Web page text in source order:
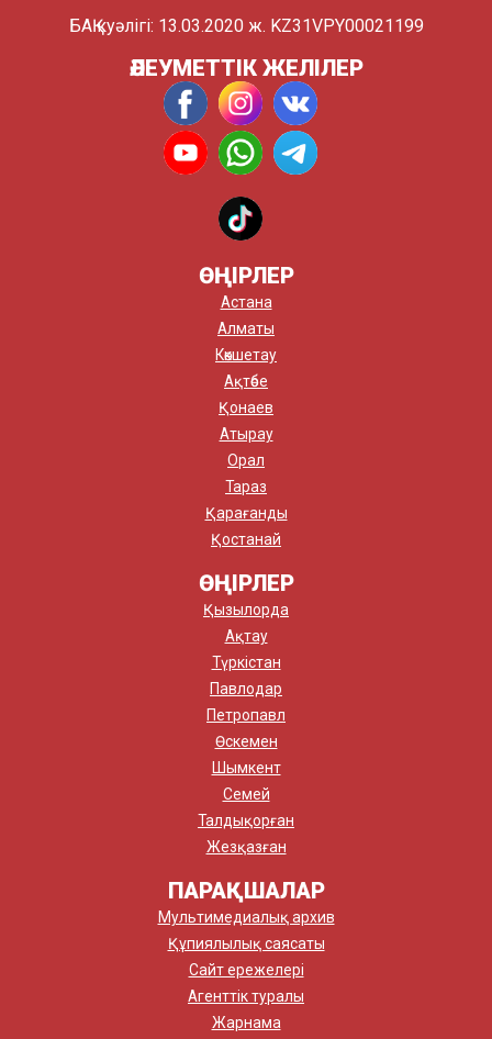
БАҚ куәлігі: 13.03.2020 ж. KZ31VPY00021199
ӘЛЕУМЕТТІК ЖЕЛІЛЕР
ӨҢІРЛЕР
Астана
Алматы
Көкшетау
Ақтөбе
Қонаев
Атырау
Орал
Тараз
Қарағанды
Қостанай
ӨҢІРЛЕР
Қызылорда
Ақтау
Түркістан
Павлодар
Петропавл
Өскемен
Шымкент
Семей
Талдықорған
Жезқазған
ПАРАҚШАЛАР
Мультимедиалық архив
Құпиялылық саясаты
Сайт ережелері
Агенттік туралы
Жарнама